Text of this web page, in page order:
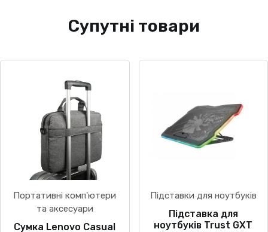
Супутні товари
Портативні комп'ютери
та аксесуари
Сумка Lenovo Casual
Підставки для ноутбуків
Підставка для
ноутбуків Trust GXT